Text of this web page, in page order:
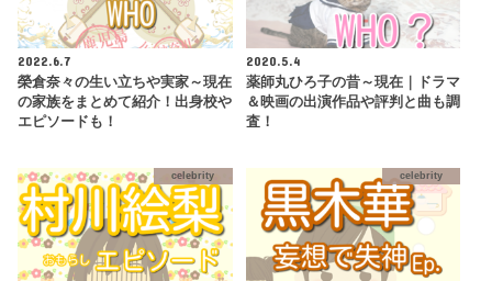
2022.6.7
榮倉奈々の生い立ちや実家～現在
の家族をまとめて紹介！出身校や
エピソードも！
2020.5.4
薬師丸ひろ子の昔～現在｜ドラマ
＆映画の出演作品や評判と曲も調
査！
celebrity celebrity